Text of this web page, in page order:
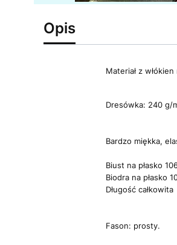
Opis
Materiał z
Dresówka: 240 g/
Bardzo miękka,
Biust na płasko
Biodra na płasko
Długość
Fason: prosty.